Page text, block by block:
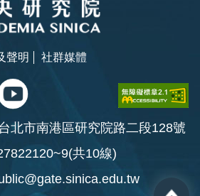
聲明 社群媒體
北市南港區研究院路二段128號
共10線)